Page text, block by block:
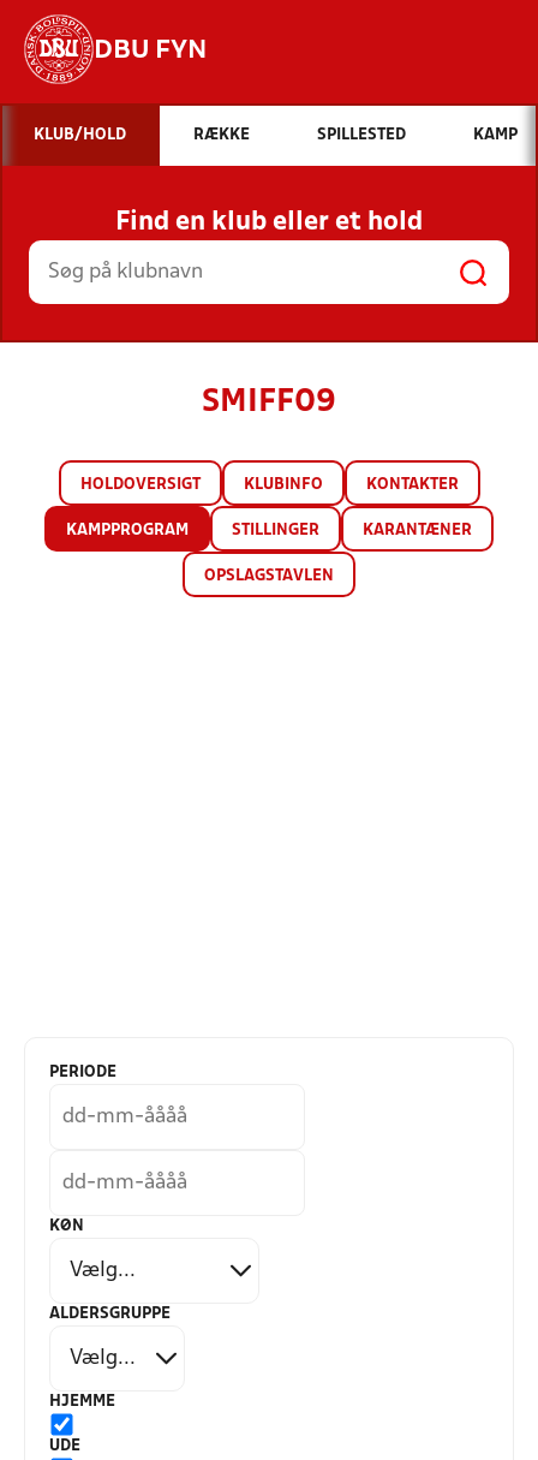
DBU FYN
Hvad vil du søge efter?
INDHOLD OG NYHEDER
STILLINGER, RESULTATER, KLUBBER OG
HOLD
KLUB/HOLD RÆKKE SPILLESTED KAMP
Find en klub eller et hold
SMIFF09
HOLDOVERSIGT KLUBINFO KONTAKTER
KAMPPROGRAM STILLINGER KARANTÆNER
OPSLAGSTAVLEN
PERIODE
KØN
ALDERSGRUPPE
HJEMME
UDE